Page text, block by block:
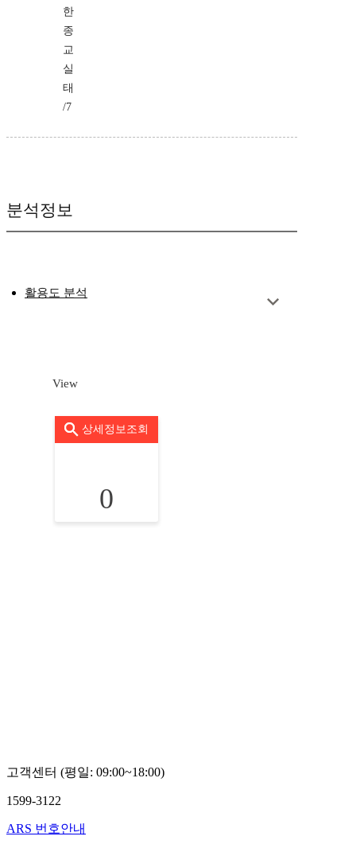
한
종
교
실
태
/7
분석정보
활용도 분석
View
상세정보조회
0
고객센터 (평일: 09:00~18:00)
1599-3122
ARS 번호안내